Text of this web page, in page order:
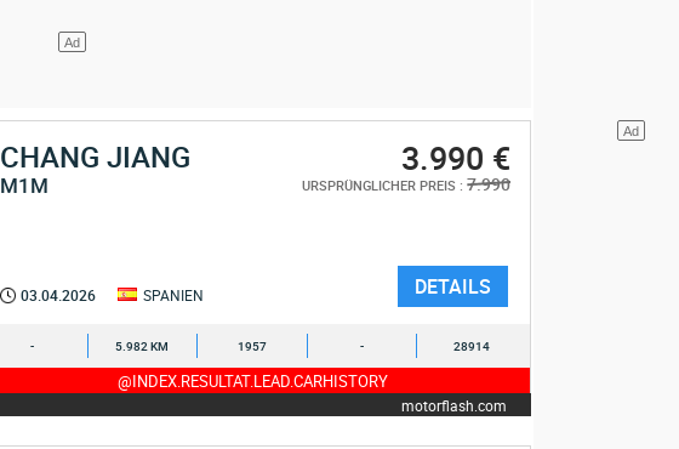
CHANG JIANG
M1M
3.990 €
URSPRÜNGLICHER PREIS : 7.990
03.04.2026 SPANIEN DETAILS
- 5.982 KM 1957 - 28914
@INDEX.RESULTAT.LEAD.CARHISTORY
motorflash.com